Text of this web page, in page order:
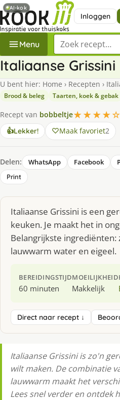
Inloggen
Menu Zoek een recept
Italiaanse Grissini
U bent hier: Home › Recepten ›
Brood & beleg Taarten, koek & gebak
Recept van bobbeltje★★★★☆
👍Lekker! Maak favoriet2
Delen: WhatsApp Facebook
Print
Italiaanse Grissini is een
keuken. Je maakt het in
Belangrijkste ingrediënten:
lauwwarm water en eigeel.
BEREIDINGSTIJD
60 minuten
MOEILIJKHEID
Makkelijk
Direct naar recept ↓
Italiaanse Grissini is zo'n
wilt maken. De combinatie
lauwwarm maakt het
Lees snel verder en ontdek
AI-kok